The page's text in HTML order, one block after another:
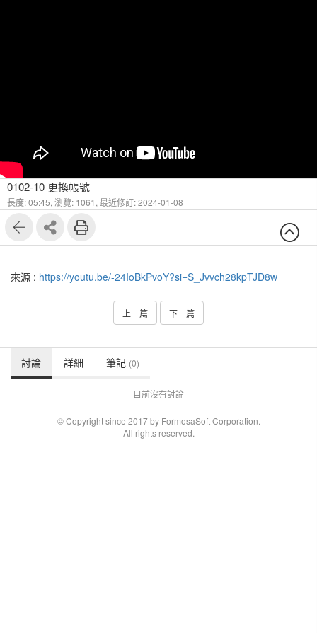
0102-10 更換帳號
長度: 05:45, 瀏覽: 1061, 最近修訂: 2024-01-08
來源 : https://youtu.be/-24IoBkPvoY?si=S_Jvvch28kpTJD8w
上一篇 下一篇
討論 詳細 筆記 (0)
目前沒有討論
© Copyright since 2017 by FormosaSoft Corporation.
All rights reserved.